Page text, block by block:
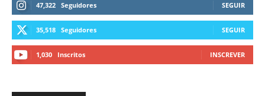
47,322 Seguidores SEGUIR
35,518 Seguidores SEGUIR
1,030 Inscritos INSCREVER